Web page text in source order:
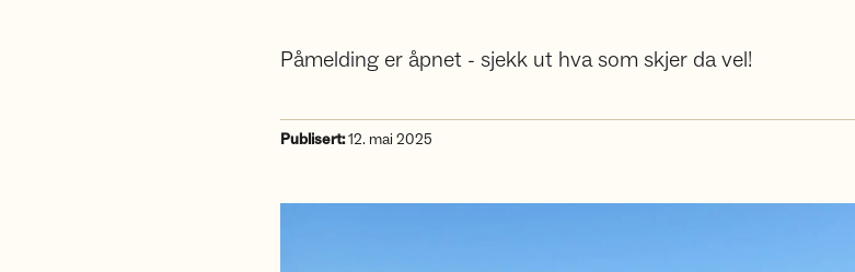
Påmelding er åpnet - sjekk ut hva som skjer da vel!
Publisert:12. mai 2025